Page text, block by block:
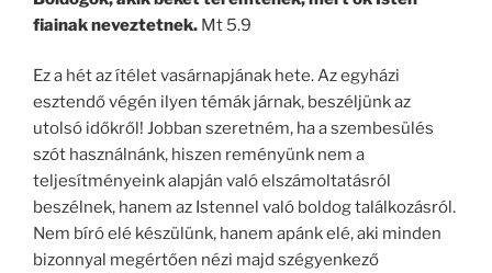
fiainak neveztetnek. Mt 5.9
Ez a hét az ítélet vasárnapjának hete. Az egyházi
esztendő végén ilyen témák járnak, beszéljünk az
utolsó időkről! Jobban szeretném, ha a szembesülés
szót használnánk, hiszen reményünk nem a
teljesítményeink alapján való elszámoltatásról
beszélnek, hanem az Istennel való boldog találkozásról.
Nem bíró elé készülünk, hanem apánk elé, aki minden
bizonnyal megértően nézi majd szégyenkező